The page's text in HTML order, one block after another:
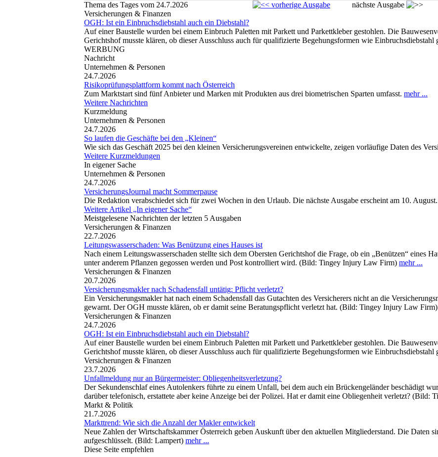
Thema des Tages vom 24.7.2026 vorherige Ausgabe
nächste Ausgabe
Versicherungen & Finanzen
OGH: Ist ein Einbruchsdiebstahl auch ein Diebstahl?
Auf einer Baustelle wurden bei einem Einbruch Paletten mit Parkett und Parkettkleber gestohlen. Die
Gerichtshof musste klären, ob dieser Ausschluss auch für qualifizierte Begehungsformen wie
WERBUNG
Nachricht
Unternehmen & Personen
24.7.2026
Risikoprüfungsplattform kommt nach Österreich
Zum Marktstart sind fünf Anbieter und Marken mit Produkten aus drei biometrischen Sparten umfasst. mehr ...
Weitere Nachrichten
Kurzmeldung
Unternehmen & Personen
24.7.2026
So laufen die Geschäfte bei den „Kleinen“
Wie sich das Geschäft 2025 bei den kleinen Versicherungsvereinen entwickelte, zeigen vorläufige Daten des
Weitere Kurzmeldungen
In eigener Sache
Unternehmen & Personen
24.7.2026
VersicherungsJournal macht Sommerpause
Die Redaktion verabschiedet sich für zwei Wochen in den Urlaub. Die nächste Ausgabe erscheint am 10.
Weitere Artikel „In eigener Sache“
Meistgelesene Nachrichten der letzten 5 Ausgaben
Versicherungen & Finanzen
22.7.2026
Leitungswasserschaden: Was Benützung eines Hauses ist
Nach einem Leitungswasserschaden stellte sich dem Obersten Gerichtshof die Frage, ob ein „Benützen“ eines
unter anderem Pflanzen gegossen werden und Post kontrolliert wird. (Bild: Tingey Injury Law Firm) mehr ...
Versicherungen & Finanzen
20.7.2026
Versicherungsmakler nach Schadensfall untätig: Pflicht verletzt?
Ein Versicherungsmakler hat nach einem Schadensfall das Gutachten des Versicherers nicht an die
gewarnt. Der OGH musste klären, ob er damit seine Beratungspflicht verletzt hat. (Bild: Tingey Injury Law Firm)
Versicherungen & Finanzen
24.7.2026
OGH: Ist ein Einbruchsdiebstahl auch ein Diebstahl?
Auf einer Baustelle wurden bei einem Einbruch Paletten mit Parkett und Parkettkleber gestohlen. Die
Gerichtshof musste klären, ob dieser Ausschluss auch für qualifizierte Begehungsformen wie
Versicherungen & Finanzen
23.7.2026
Unfallmeldung nur an Bürgermeister: Obliegenheitsverletzung?
Der Sekundenschlaf eines Autolenkers führte zu einem Unfall, bei dem auch ein Brückengeländer beschädigt
darüber telefonisch, erstattete aber keine Anzeige bei der Polizei. Hat er damit eine Obliegenheit verletzt? (Bild:
Markt & Politik
21.7.2026
Markttrend: Wie sich die Anzahl der Makler entwickelt
Neue Zahlen der Wirtschaftskammer Österreich geben Auskunft über den aktuellen Mitgliederstand. Die Daten
aufgeschlüsselt. (Bild: Lampert) mehr ...
Diese Seite empfehlen